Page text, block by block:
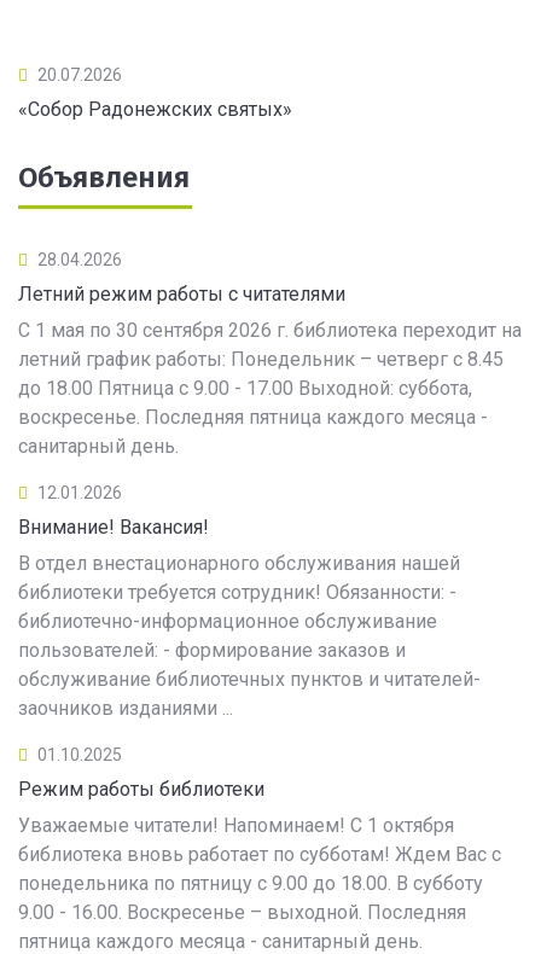
20.07.2026
«Собор Радонежских святых»
Объявления
28.04.2026
Летний режим работы с читателями
С 1 мая по 30 сентября 2026 г. библиотека переходит на
летний график работы: Понедельник – четверг с 8.45
до 18.00 Пятница с 9.00 - 17.00 Выходной: суббота,
воскресенье. Последняя пятница каждого месяца -
санитарный день.
12.01.2026
Внимание! Вакансия!
В отдел внестационарного обслуживания нашей
библиотеки требуется сотрудник! Обязанности: -
библиотечно-информационное обслуживание
пользователей: - формирование заказов и
обслуживание библиотечных пунктов и читателей-
заочников изданиями ...
01.10.2025
Режим работы библиотеки
Уважаемые читатели! Напоминаем! С 1 октября
библиотека вновь работает по субботам! Ждем Вас с
понедельника по пятницу с 9.00 до 18.00. В субботу
9.00 - 16.00. Воскресенье – выходной. Последняя
пятница каждого месяца - санитарный день.